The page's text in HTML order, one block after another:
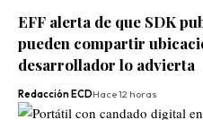
EFF alerta de que SDK
pueden compartir
desarrollador lo advierta
Redacción ECDHace 12 horas